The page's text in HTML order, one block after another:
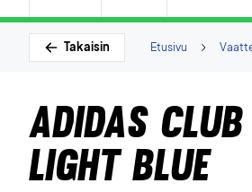
Takaisin Etusivu
Adidas
Light Blue